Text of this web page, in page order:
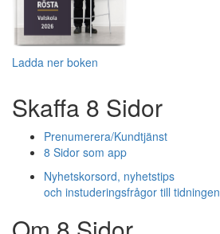
Ladda ner boken
Skaffa 8 Sidor
Prenumerera/Kundtjänst
8 Sidor som app
Nyhetskorsord, nyhetstips
och instuderingsfrågor till tidningen